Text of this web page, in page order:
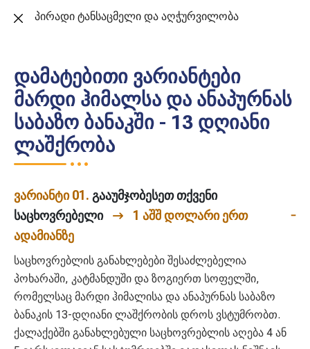
პირადი ტანსაცმელი და აღჭურვილობა
დამატებითი ვარიანტები
მარდი ჰიმალსა და ანაპურნას
საბაზო ბანაკში - 13 დღიანი
ლაშქრობა
ვარიანტი 01. გააუმჯობესეთ თქვენი
საცხოვრებელი
1 აშშ დოლარი ერთ
ადამიანზე
საცხოვრებლის განახლებები შესაძლებელია
პოხარაში, კატმანდუში და ზოგიერთ სოფელში,
რომელსაც მარდი ჰიმალისა და ანაპურნას საბაზო
ბანაკის 13-დღიანი ლაშქრობის დროს ვსტუმრობთ.
ქალაქებში განახლებული საცხოვრებლის აღება 4 ან